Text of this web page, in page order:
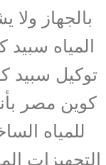
بالجهاز
المياه
توكيل سبيد
كوين مصر
التجهيزات